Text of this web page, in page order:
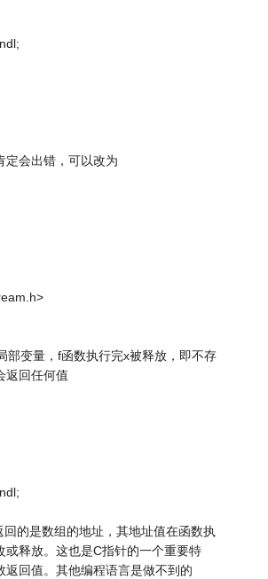
定会出错，可以改为
部变量，f函数执行完x被释放，即不存
返回任何值
回的是数组的地址，其地址值在函数执
或释放。这也是C指针的一个重要特
返回值。其他编程语言是做不到的